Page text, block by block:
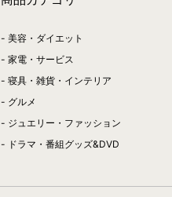
美容・ダイエット
家電・サービス
寝具・雑貨・インテリア
グルメ
ジュエリー・ファッション
ドラマ・番組グッズ&DVD